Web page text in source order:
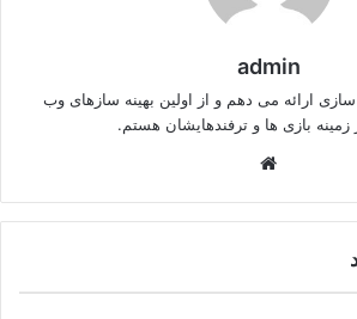
admin
سازی ارائه می دهم و از اولین بهینه سازهای وب
بازی ها و ترفندهایشان هستم.